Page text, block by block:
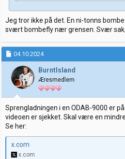
Jeg tror ikke på det. En ni-tonns
svært bombefly nær grensen. Svær
04.10.2024
BurntIsland
Æresmedlem
Sprengladningen i en ODAB-9000 er
videoen er sjekket. Skal være en
Se her:
x.com
x.com